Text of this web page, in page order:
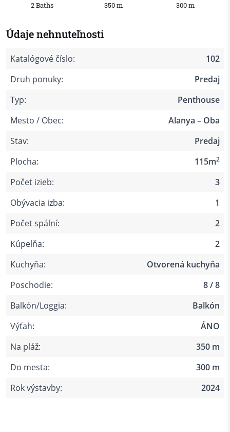
2 Baths 350 m 300 m
Údaje nehnuteľnosti
Katalógové číslo:
102
Druh ponuky:
Predaj
Typ:
Penthouse
Mesto / Obec:
Alanya – Oba
Stav:
Predaj
Plocha:
115m2
Počet izieb:
3
Obývacia izba:
1
Počet spální:
2
Kúpelňa:
2
Kuchyňa:
Otvorená kuchyňa
Poschodie:
8 / 8
Balkón/Loggia:
Balkón
Výťah:
ÁNO
Na pláž:
350 m
Do mesta:
300 m
Rok výstavby:
2024